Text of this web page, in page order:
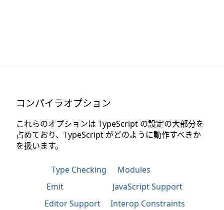
コンパイラオプション
これらのオプションは TypeScript の設定の大部分を
占めており、TypeScript がどのように動作すべきか
を扱います。
Type Checking
Modules
Emit
JavaScript Support
Editor Support
Interop Constraints